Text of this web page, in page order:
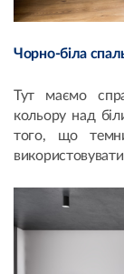
Чорно-біла
Тут маємо
кольору над
того, що